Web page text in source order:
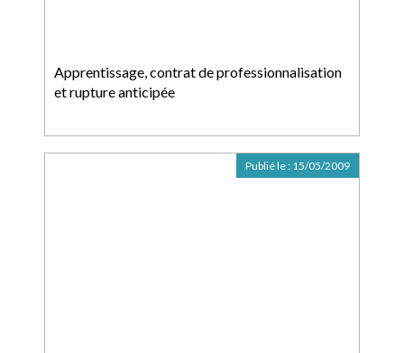
Apprentissage, contrat de professionnalisation
et rupture anticipée
Publié le : 15/05/2009